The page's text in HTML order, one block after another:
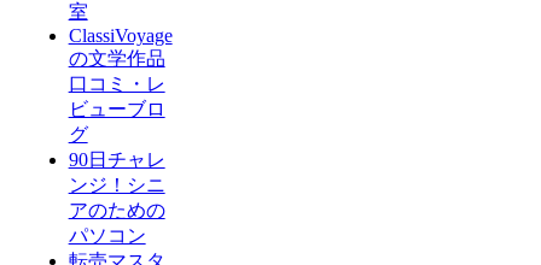
室
ClassiVoyage
の文学作品
口コミ・レ
ビューブロ
グ
90日チャレ
ンジ！シニ
アのための
パソコン